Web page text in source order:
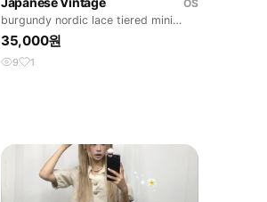
OS
burgundy nordic lace tiered mini
skirt
35,000원
9 1